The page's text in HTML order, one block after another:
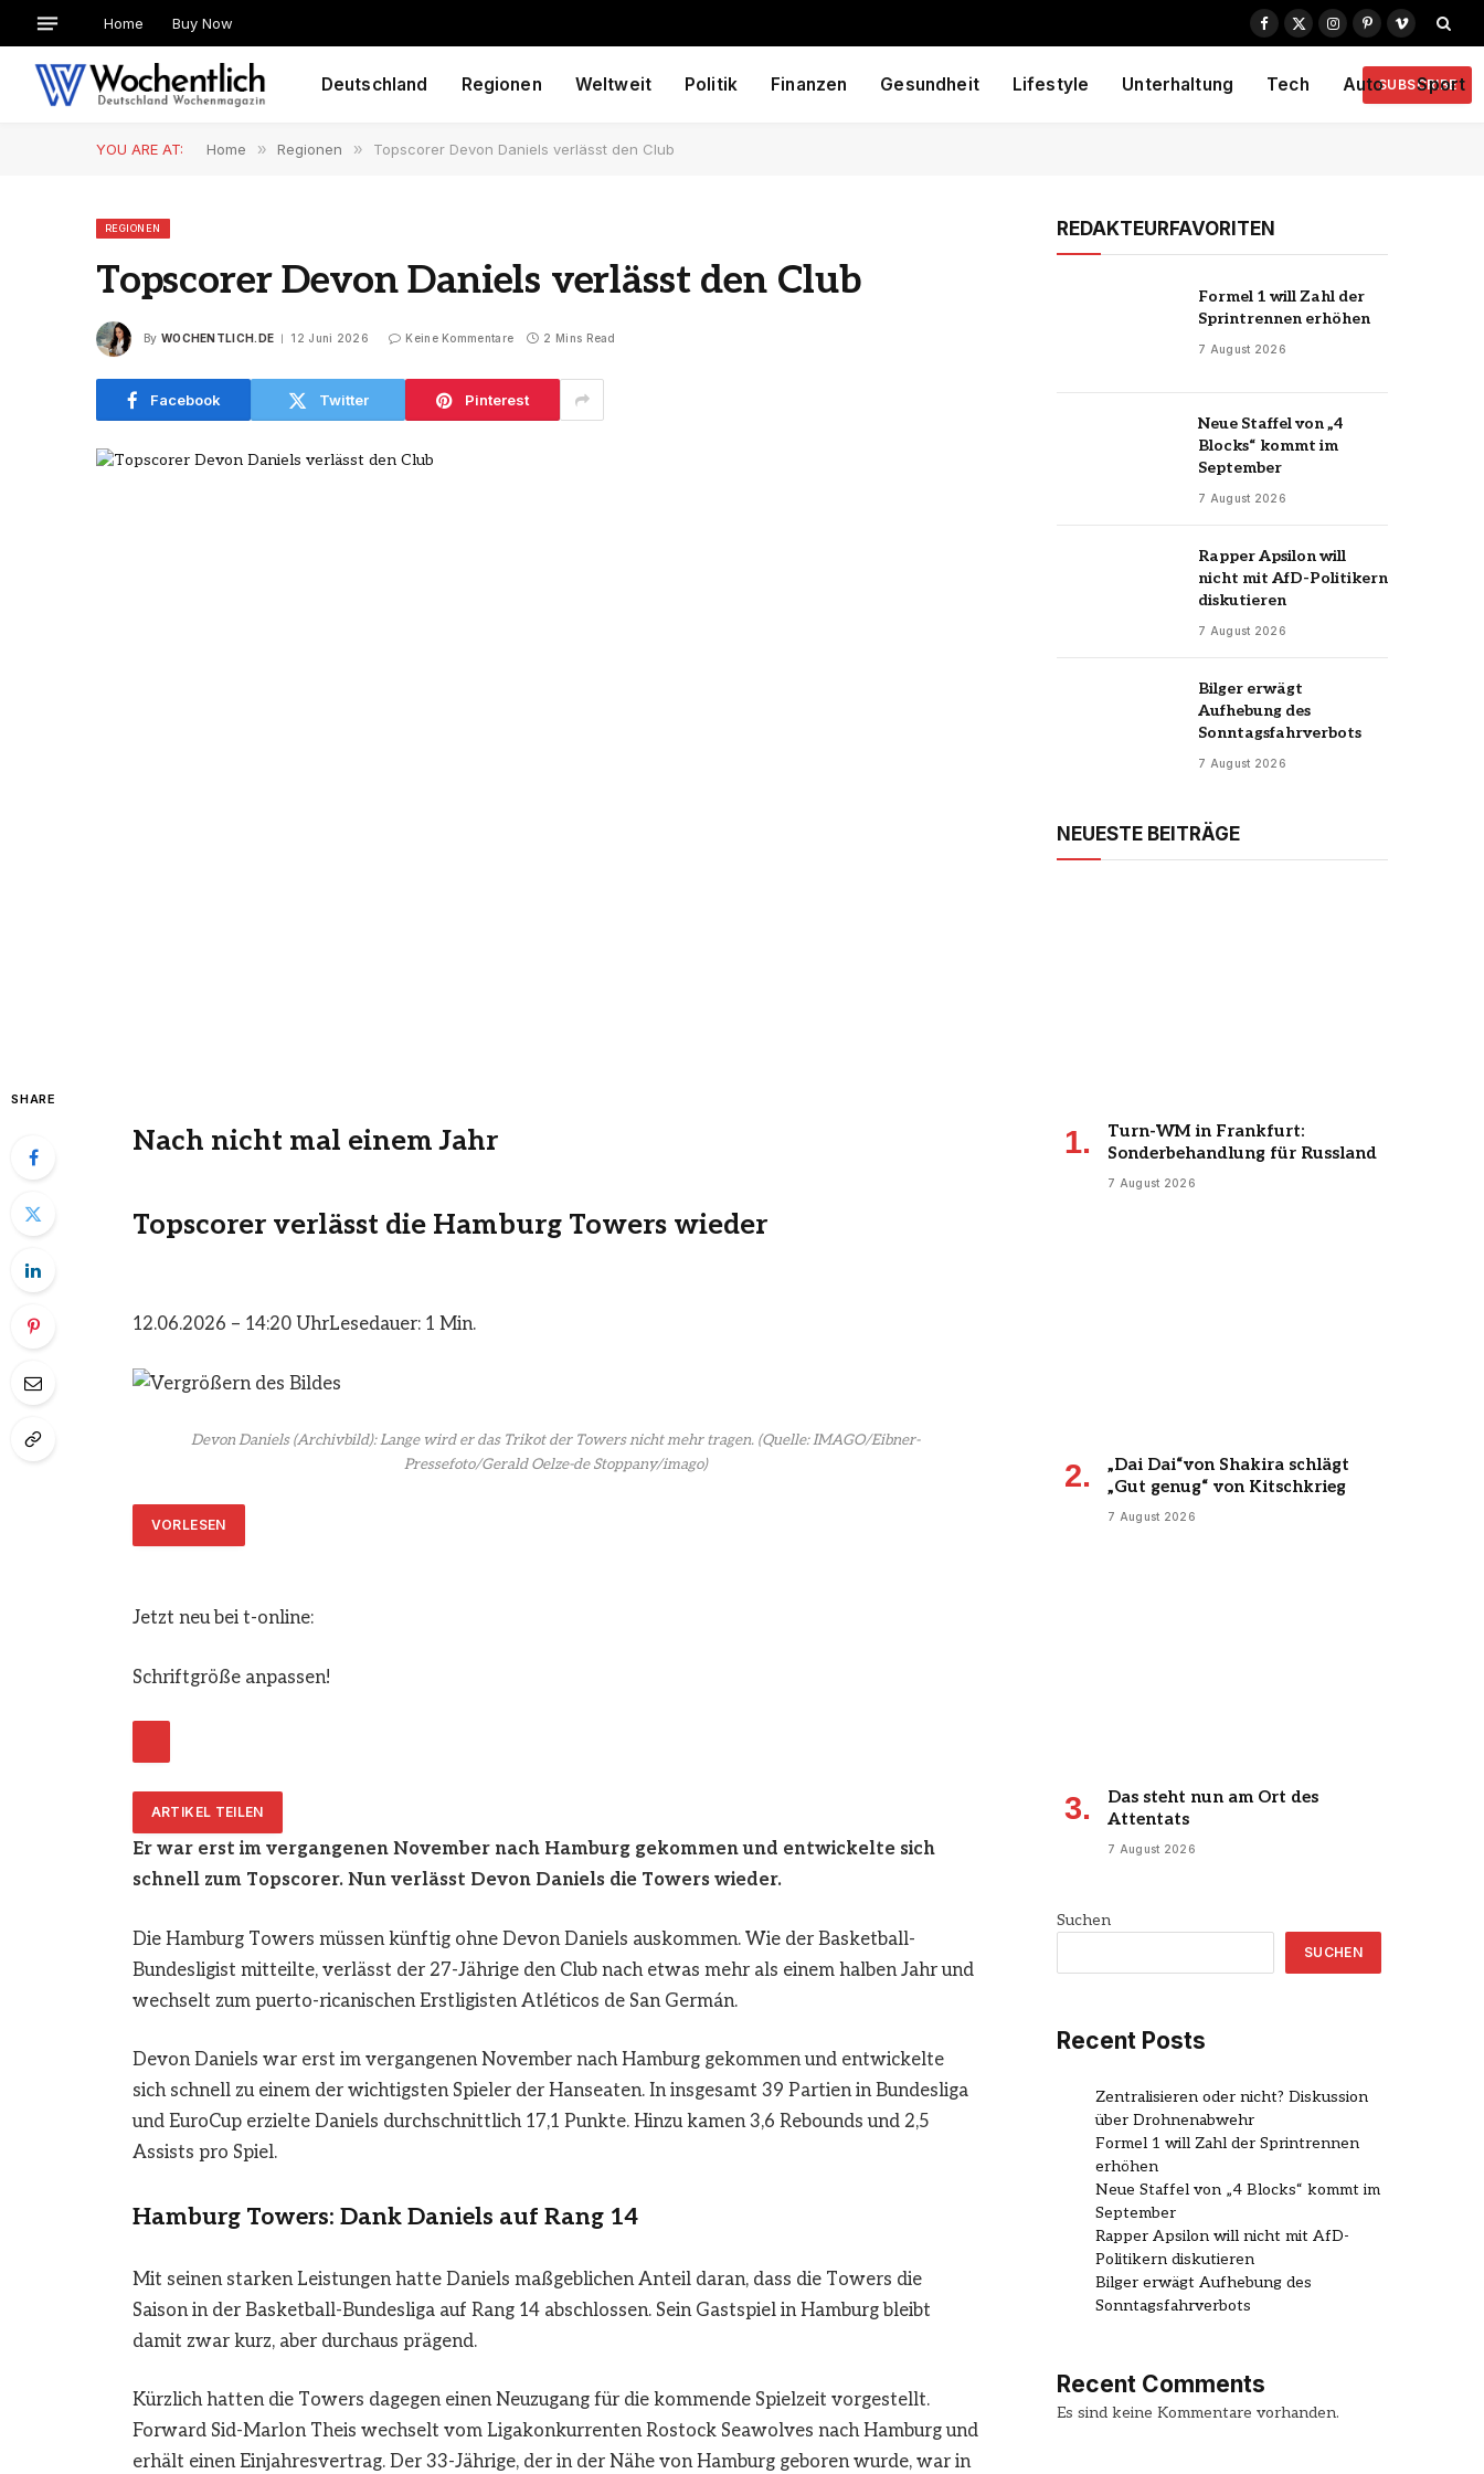
Home Buy Now
Facebook
X
Instagram
PinterestVimeo
Deutschland Regionen Weltweit Politik Finanzen Gesundheit Lifestyle Unterhaltung Tech Auto Sport
SUBSCRIBE
YOU ARE AT: Home » Regionen » Topscorer Devon Daniels verlässt den Club
REGIONEN
Topscorer Devon Daniels verlässt den Club
By WOCHENTLICH.DE 12 Juni 2026 Keine Kommentare 2 Mins Read
Facebook Twitter Pinterest
SHARE
Nach nicht mal einem Jahr
Topscorer verlässt die Hamburg Towers wieder
12.06.2026 – 14:20 UhrLesedauer: 1 Min.
Devon Daniels (Archivbild): Lange wird er das Trikot der Towers nicht mehr tragen. (Quelle: IMAGO/Eibner-
Pressefoto/Gerald Oelze-de Stoppany/imago)
VORLESEN
Jetzt neu bei t-online:
Schriftgröße anpassen!
ARTIKEL TEILEN
Er war erst im vergangenen November nach Hamburg gekommen und entwickelte sich
schnell zum Topscorer. Nun verlässt Devon Daniels die Towers wieder.
Die Hamburg Towers müssen künftig ohne Devon Daniels auskommen. Wie der Basketball-
Bundesligist mitteilte, verlässt der 27-Jährige den Club nach etwas mehr als einem halben Jahr und
wechselt zum puerto-ricanischen Erstligisten Atléticos de San Germán.
Devon Daniels war erst im vergangenen November nach Hamburg gekommen und entwickelte
sich schnell zu einem der wichtigsten Spieler der Hanseaten. In insgesamt 39 Partien in Bundesliga
und EuroCup erzielte Daniels durchschnittlich 17,1 Punkte. Hinzu kamen 3,6 Rebounds und 2,5
Assists pro Spiel.
Hamburg Towers: Dank Daniels auf Rang 14
Mit seinen starken Leistungen hatte Daniels maßgeblichen Anteil daran, dass die Towers die
Saison in der Basketball-Bundesliga auf Rang 14 abschlossen. Sein Gastspiel in Hamburg bleibt
damit zwar kurz, aber durchaus prägend.
Kürzlich hatten die Towers dagegen einen Neuzugang für die kommende Spielzeit vorgestellt.
Forward Sid-Marlon Theis wechselt vom Ligakonkurrenten Rostock Seawolves nach Hamburg und
erhält einen Einjahresvertrag. Der 33-Jährige, der in der Nähe von Hamburg geboren wurde, war in
REDAKTEURFAVORITEN
Formel 1 will Zahl der
Sprintrennen erhöhen
7 August 2026
Neue Staffel von „4
Blocks“ kommt im
September
7 August 2026
Rapper Apsilon will
nicht mit AfD-Politikern
diskutieren
7 August 2026
Bilger erwägt
Aufhebung des
Sonntagsfahrverbots
7 August 2026
NEUESTE BEITRÄGE
Turn-WM in Frankfurt:
Sonderbehandlung für Russland
7 August 2026
„Dai Dai“von Shakira schlägt
„Gut genug“ von Kitschkrieg
7 August 2026
Das steht nun am Ort des
Attentats
7 August 2026
Suchen
SUCHEN
Recent Posts
Zentralisieren oder nicht? Diskussion
über Drohnenabwehr
Formel 1 will Zahl der Sprintrennen
erhöhen
Neue Staffel von „4 Blocks“ kommt im
September
Rapper Apsilon will nicht mit AfD-
Politikern diskutieren
Bilger erwägt Aufhebung des
Sonntagsfahrverbots
Recent Comments
Es sind keine Kommentare vorhanden.